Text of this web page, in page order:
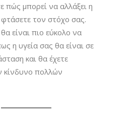
πώς μπορεί να αλλάξει η
τον στόχο σας.
είναι πιο εύκολο να
η υγεία σας θα είναι σε
και θα έχετε
κίνδυνο πολλών